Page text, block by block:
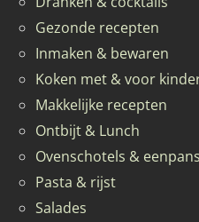
Gezonde recepten
Inmaken & bewaren
Koken met & voor
Makkelijke recepten
Ontbijt & Lunch
Ovenschotels & eenpans
Pasta & rijst
Salades